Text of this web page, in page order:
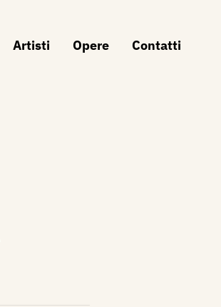
Artisti Opere Contatti